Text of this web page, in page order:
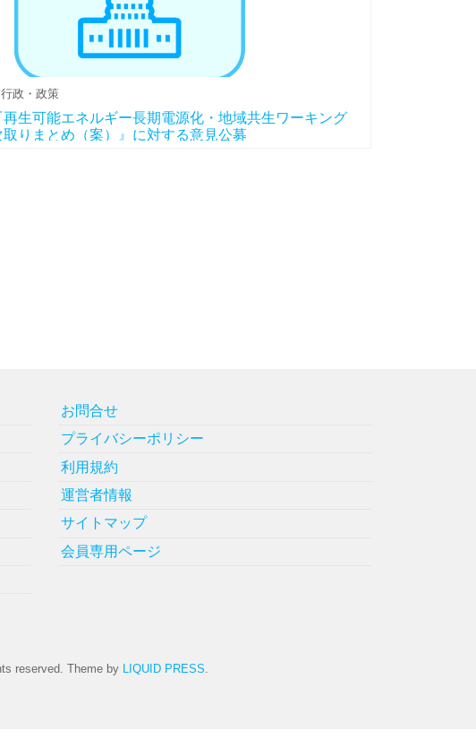
政・政策
生可能エネルギー長期電源化・地域共生ワーキング
りまとめ（案）』に対する意見公募
お問合せ
プライバシーポリシー
利用規約
運営者情報
サイトマップ
会員専用ページ
reserved. Theme by LIQUID PRESS.